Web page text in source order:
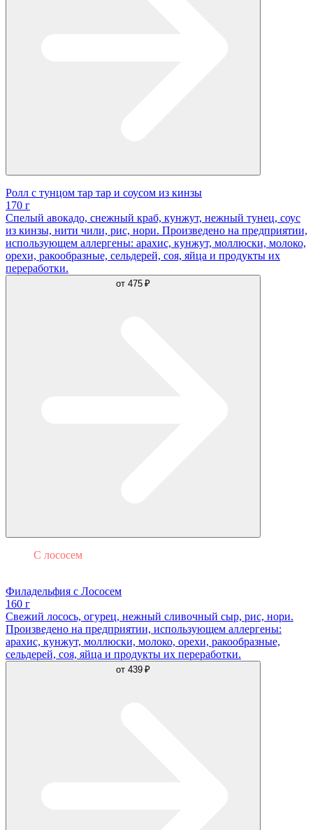
Ролл с тунцом тар тар и соусом из кинзы
170 г
Спелый авокадо, снежный краб, кунжут, нежный тунец, соус
из кинзы, нити чили, рис, нори. Произведено на предприятии,
использующем аллергены: арахис, кунжут, моллюски, молоко,
орехи, ракообразные, сельдерей, соя, яйца и продукты их
переработки.
от 475 ₽
С лососем
Филадельфия с Лососем
160 г
Свежий лосось, огурец, нежный сливочный сыр, рис, нори.
Произведено на предприятии, использующем аллергены:
арахис, кунжут, моллюски, молоко, орехи, ракообразные,
сельдерей, соя, яйца и продукты их переработки.
от 439 ₽